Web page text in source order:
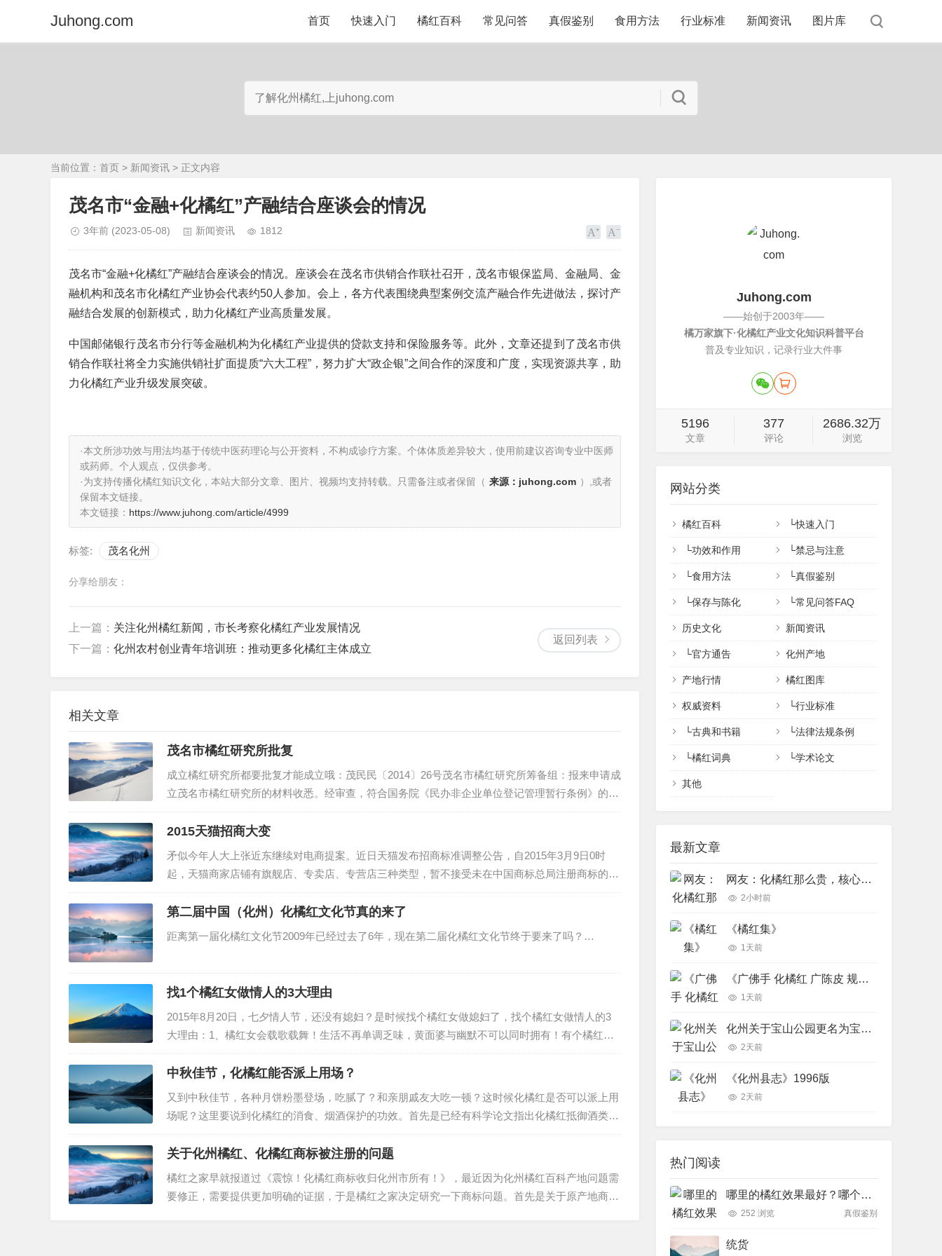
Juhong.com 首页 快速入门 橘红百科 常见问答 真假鉴别 食用方法 行业标准 新闻资讯 图片库
当前位置： 首页 > 新闻资讯 > 正文内容
​茂名市“金融+化橘红”产融结合座谈会的情况
3年前 (2023-05-08) 新闻资讯 1812
茂名市“金融+化橘红”产融结合座谈会的情况。座谈会在茂名市供销合作联社召开，茂名市银保监局、金融局、金
融机构和茂名市化橘红产业协会代表约50人参加。会上，各方代表围绕典型案例交流产融合作先进做法，探讨产
融结合发展的创新模式，助力化橘红产业高质量发展。
中国邮储银行茂名市分行等金融机构为化橘红产业提供的贷款支持和保险服务等。此外，文章还提到了茂名市供
销合作联社将全力实施供销社扩面提质“六大工程”，努力扩大“政企银”之间合作的深度和广度，实现资源共享，助
力化橘红产业升级发展突破。
·本文所涉功效与用法均基于传统中医药理论与公开资料，不构成诊疗方案。个体体质差异较大，使用前建议咨询专业中医师
或药师。个人观点，仅供参考。
·为支持传播化橘红知识文化，本站大部分文章、图片、视频均支持转载。只需备注或者保留（ 来源：juhong.com ）,或者
保留本文链接。
本文链接： https://www.juhong.com/article/4999
标签: 茂名化州
分享给朋友：
返回列表
上一篇： 关注化州橘红新闻，市长考察化橘红产业发展情况
下一篇： 化州农村创业青年培训班：推动更多化橘红主体成立
相关文章
茂名市橘红研究所批复
成立橘红研究所都要批复才能成立哦：茂民民〔2014〕26号茂名市橘红研究所筹备组：报来申请成
立茂名市橘红研究所的材料收悉。经审查，符合国务院《民办非企业单位登记管理暂行条例》的规
定，同意茂名市橘红研究所成立登记，具备法人资格，发给《民办非企业单位（法人）登记证
书》。请按有关规定履行民办非企业单位法人…
2015天猫招商大变
矛似今年人大上张近东继续对电商提案。近日天猫发布招商标准调整公告，自2015年3月9日0时
起，天猫商家店铺有旗舰店、专卖店、专营店三种类型，暂不接受未在中国商标总局注册商标的品
牌入驻。另外，从新审核规则来看，服饰、母婴、生活家电、医药保健品、汽车配件等大类需要注
册资本高于100万元人民币，公司成立2…
第二届中国（化州）化橘红文化节真的来了
距离第一届化橘红文化节2009年已经过去了6年，现在第二届化橘红文化节终于要来了吗？…
找1个橘红女做情人的3大理由
2015年8月20日，七夕情人节，还没有媳妇？是时候找个橘红女做媳妇了，找个橘红女做情人的3
大理由：1、橘红女会载歌载舞！生活不再单调乏味，黄面婆与幽默不可以同时拥有！有个橘红
女，感受翩翩起舞的氛围，生活质量自然不用说。例如：2、橘红女温油体贴，听你慢慢道来，和
你构造一个漫漫长夜的爱情故事，例如：3…
中秋佳节，化橘红能否派上用场？
又到中秋佳节，各种月饼粉墨登场，吃腻了？和亲朋戚友大吃一顿？这时候化橘红是否可以派上用
场呢？这里要说到化橘红的消食、烟酒保护的功效。首先是已经有科学论文指出化橘红抵御酒类对
肝的损害作用：躲不过的敬酒，化橘红帮你忙指出毛橘红总黄酮能抑制肝细胞死亡，对酒精性肝损
伤有保护作用。已经有实验证明。抽烟引起的咽…
关于化州橘红、化橘红商标被注册的问题
橘红之家早就报道过《震惊！化橘红商标收归化州市所有！》，最近因为化州橘红百科产地问题需
要修正，需要提供更加明确的证据，于是橘红之家决定研究一下商标问题。首先是关于原产地商标
Juhong.com
——始创于2003年——
橘万家旗下·化橘红产业文化知识科普平台
普及专业知识，记录行业大件事
5196
文章
377
评论
2686.32万
浏览
网站分类
橘红百科 └快速入门
└功效和作用 └禁忌与注意
└食用方法 └真假鉴别
└保存与陈化 └常见问答FAQ
历史文化 新闻资讯
└官方通告 化州产地
产地行情 橘红图库
权威资料 └行业标准
└古典和书籍 └法律法规条例
└橘红词典 └学术论文
其他
最新文章
网友：化橘红那么贵，核心功效完全可以用便宜的橘红、陈皮完美代替吗？
2小时前
《橘红集》
1天前
《广佛手 化橘红 广陈皮 规范化栽培技术》
1天前
化州关于宝山公园更名为宝山贡园的征求意见稿
2天前
《化州县志》1996版
2天前
热门阅读
哪里的橘红效果最好？哪个产地排名最前面
252 浏览 真假鉴别
统货